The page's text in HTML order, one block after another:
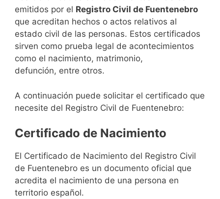
emitidos por el Registro Civil de Fuentenebro
que acreditan hechos o actos relativos al
estado civil de las personas. Estos certificados
sirven como prueba legal de acontecimientos
como el nacimiento, matrimonio,
defunción, entre otros.
A continuación puede solicitar el certificado que
necesite del Registro Civil de Fuentenebro:
Certificado de Nacimiento
El Certificado de Nacimiento del Registro Civil
de Fuentenebro es un documento oficial que
acredita el nacimiento de una persona en
territorio español.